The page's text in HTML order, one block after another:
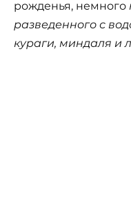
рожденья, немного
разведенного с
кураги, миндаля и